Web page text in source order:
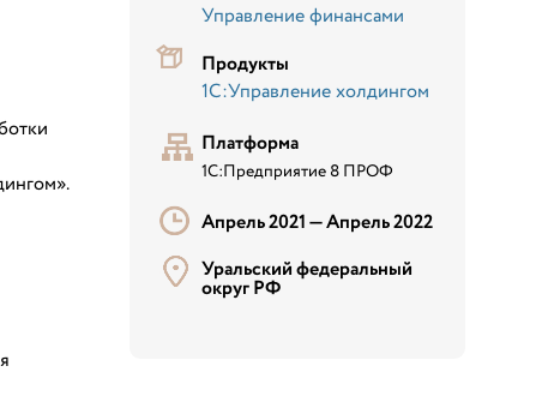
Управление финансами
Продукты
1С:Управление холдингом
Платформа
1С:Предприятие 8 ПРОФ
Апрель 2021 —Апрель 2022
Уральский федеральный
округ РФ